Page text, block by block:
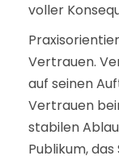
voller
Vertrauen.
auf seinen
Vertrauen
stabilen
Publikum,